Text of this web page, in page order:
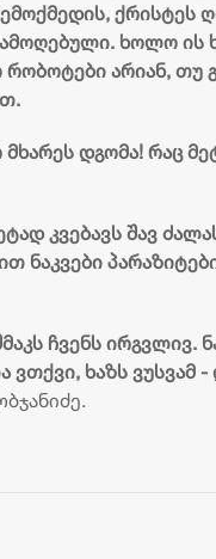
ქრისტეს
ხოლო ის
რობოტები არიან,
დგომა! რაც
კვებავს შავ
ნაკვები
ჩვენს ირგვლივ.
ვთქვი, ხაზს